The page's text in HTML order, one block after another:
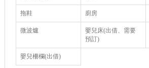
拖鞋 廚房
微波爐
嬰兒床(出借、需要
預訂)
嬰兒柵欄(出借)